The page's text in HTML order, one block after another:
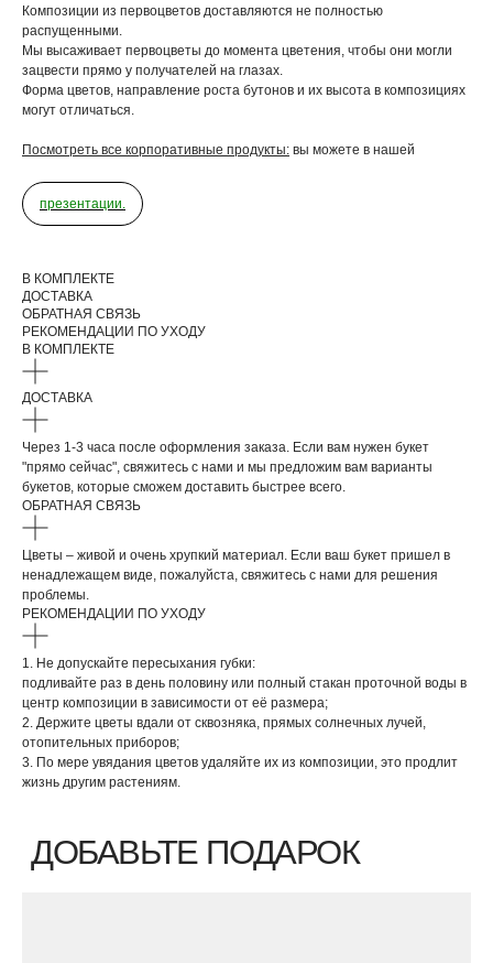
Композиции из первоцветов доставляются не полностью
распущенными.
Мы высаживает первоцветы до момента цветения, чтобы они могли
зацвести прямо у получателей на глазах.
Форма цветов, направление роста бутонов и их высота в композициях
могут отличаться.
Посмотреть все корпоративные продукты: вы можете в нашей
презентации.
В КОМПЛЕКТЕ
ДОСТАВКА
ОБРАТНАЯ СВЯЗЬ
РЕКОМЕНДАЦИИ ПО УХОДУ
В КОМПЛЕКТЕ
ДОСТАВКА
Через 1-3 часа после оформления заказа. Если вам нужен букет
"прямо сейчас", свяжитесь с нами и мы предложим вам варианты
букетов, которые сможем доставить быстрее всего.
ОБРАТНАЯ СВЯЗЬ
Цветы – живой и очень хрупкий материал. Если ваш букет пришел в
ненадлежащем виде, пожалуйста, свяжитесь с нами для решения
проблемы.
РЕКОМЕНДАЦИИ ПО УХОДУ
1. Не допускайте пересыхания губки:
подливайте раз в день половину или полный стакан проточной воды в
центр композиции в зависимости от её размера;
2. Держите цветы вдали от сквозняка, прямых солнечных лучей,
отопительных приборов;
3. По мере увядания цветов удаляйте их из композиции, это продлит
жизнь другим растениям.
ДОБАВЬТЕ ПОДАРОК